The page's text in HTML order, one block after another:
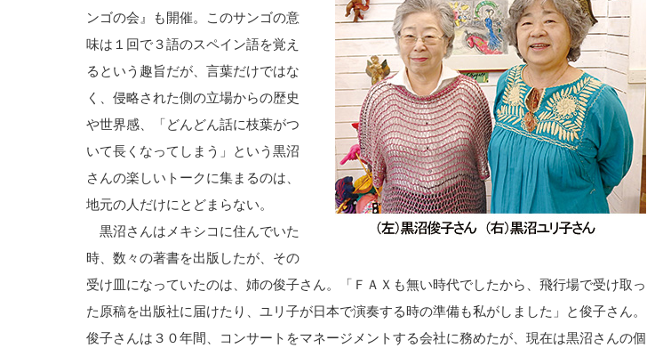
ンゴの会』も開催。このサンゴの意
味は１回で３語のスペイン語を覚え
るという趣旨だが、言葉だけではな
く、侵略された側の立場からの歴史
や世界感、「どんどん話に枝葉がつ
いて長くなってしまう」という黒沼
さんの楽しいトークに集まるのは、
地元の人だけにとどまらない。
黒沼さんはメキシコに住んでいた
時、数々の著書を出版したが、その
受け皿になっていたのは、姉の俊子さん。「ＦＡＸも無い時代でしたから、飛行場で受け取っ
た原稿を出版社に届けたり、ユリ子が日本で演奏する時の準備も私がしました」と俊子さん。
俊子さんは３０年間、コンサートをマネージメントする会社に務めたが、現在は黒沼さんの個